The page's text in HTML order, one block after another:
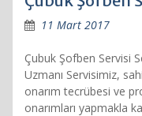
11 Mart 2017
Çubuk Şofben Servisi
Uzmanı Servisimiz,
onarım tecrübesi ve
onarımları yapmakla